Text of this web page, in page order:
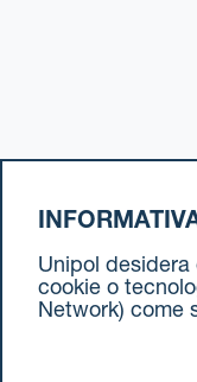
Unipol
cookie o
Network) come